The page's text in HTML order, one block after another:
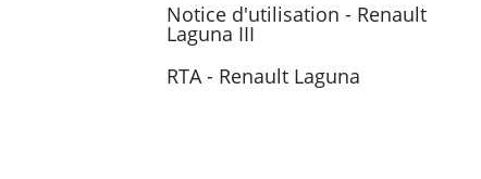
Notice d'utilisation - Renault
Laguna III
RTA - Renault Laguna